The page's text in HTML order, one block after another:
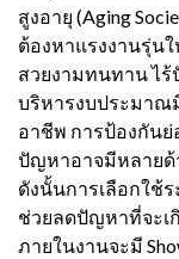
สูงอายุ (Aging
ต้องหาแรงงานรุ่น
สวยงามทนทาน ไ
บริหารงบประมาณ
อาชีพ การป้องกัน
ปัญหาอาจมีหลายด้
ดังนั้นการเลือกใช้ร
ช่วยลดปัญหาที่จะเ
ภายในงานจะมี